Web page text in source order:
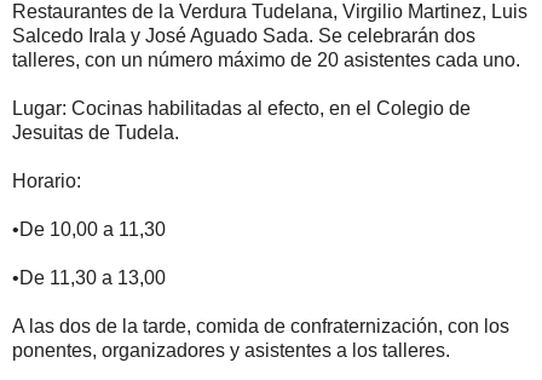
Restaurantes de la Verdura Tudelana, Virgilio Martinez, Luis
Salcedo Irala y José Aguado Sada. Se celebrarán dos
talleres, con un número máximo de 20 asistentes cada uno.
Lugar: Cocinas habilitadas al efecto, en el Colegio de
Jesuitas de Tudela.
Horario:
•De 10,00 a 11,30
•De 11,30 a 13,00
A las dos de la tarde, comida de confraternización, con los
ponentes, organizadores y asistentes a los talleres.